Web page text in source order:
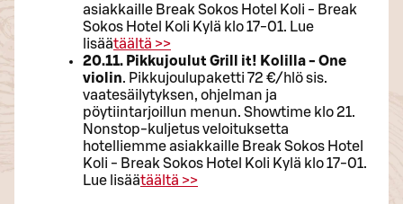
asiakkaille Break Sokos Hotel Koli - Break
Sokos Hotel Koli Kylä klo 17-01. Lue
lisäätäältä >>
20.11. Pikkujoulut Grill it! Kolilla - One
violin. Pikkujoulupaketti 72 €/hlö sis.
vaatesäilytyksen, ohjelman ja
pöytiintarjoillun menun. Showtime klo 21.
Nonstop-kuljetus veloituksetta
hotelliemme asiakkaille Break Sokos Hotel
Koli - Break Sokos Hotel Koli Kylä klo 17-01.
Lue lisäätäältä >>